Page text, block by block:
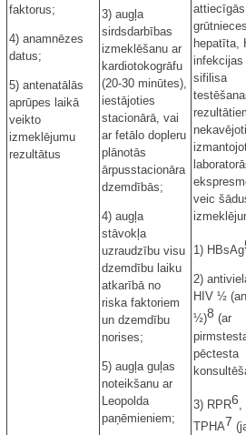
faktorus;
4) anamnēzes
datus;
5) antenatālās
aprūpes laikā
veikto
izmeklējumu
rezultātus
3) augļa
sirdsdarbības
izmeklēšanu ar
kardiotokogrāfu
(20-30 minūtes),
iestājoties
stacionārā, vai
ar fetālo dopleru
plānotās
ārpusstacionāra
dzemdībās;
4) augļa
stāvokļa
uzraudzību visu
dzemdību laiku
atkarībā no
riska faktoriem
un dzemdību
norises;
5) augļa guļas
noteikšanu ar
Leopolda
paņēmieniem;
attiecīgās
hepatīta,
infekcijas
sifilisa
veic
1) HBsAg
2)
HIV ½
½)8 (ar
pēctesta
3) RPR6
TPHA7